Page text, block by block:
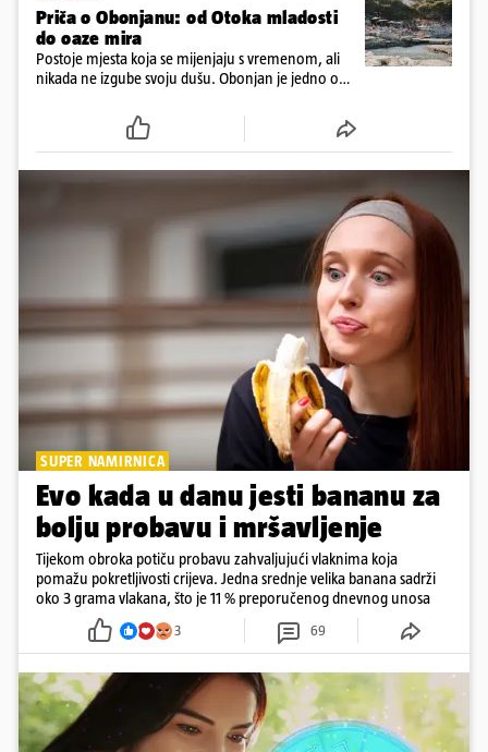
Priča o Obonjanu: od Otoka mladosti
do oaze mira
Postoje mjesta koja se mijenjaju s vremenom, ali
nikada ne izgube svoju dušu. Obonjan je jedno od
SUPER NAMIRNICA
Evo kada u danu jesti bananu za
bolju probavu i mršavljenje
Tijekom obroka potiču probavu zahvaljujući vlaknima koja
pomažu pokretljivosti crijeva. Jedna srednje velika banana sadrži
oko 3 grama vlakana, što je 11 % preporučenog dnevnog unosa
3 69